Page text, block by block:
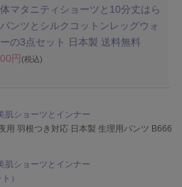
マタニティショーツと10分丈はら
ンツとシルクコットンレッグウォ
の3点セット 日本製 送料無料
円 (税込)
肌ショーツとインナー
用 羽根つき対応 日本製 生理用パンツ B666
肌ショーツとインナー
）